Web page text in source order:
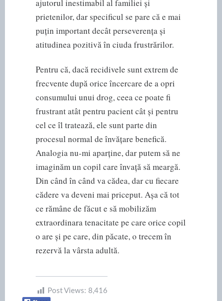
ajutorul inestimabil al familiei și
prietenilor, dar specificul se pare că e mai
puțin important decât perseverența și
atitudinea pozitivă în ciuda frustrărilor.
Pentru că, dacă recidivele sunt extrem de
frecvente după orice încercare de a opri
consumului unui drog, ceea ce poate fi
frustrant atât pentru pacient cât și pentru
cel ce îl tratează, ele sunt parte din
procesul normal de învățare benefică.
Analogia nu-mi aparține, dar putem să ne
imaginăm un copil care învață să meargă.
Din când în când va cădea, dar cu fiecare
cădere va deveni mai priceput. Așa că tot
ce rămâne de făcut e să mobilizăm
extraordinara tenacitate pe care orice copil
o are și pe care, din păcate, o trecem în
rezervă la vârsta adultă.
Post Views: 8,416